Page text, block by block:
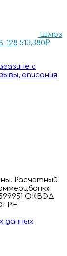
Шлюз
128 513,380₽
Расчетный
ОКВЭД
данных